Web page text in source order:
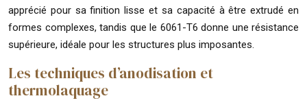
apprécié pour sa finition lisse et sa capacité à être extrudé en
formes complexes, tandis que le 6061-T6 donne une résistance
supérieure, idéale pour les structures plus imposantes.
Les techniques d’anodisation et
thermolaquage